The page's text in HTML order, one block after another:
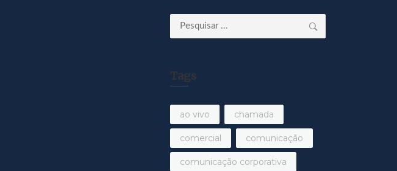
Pesquisar
por:
Tags
ao vivo chamada
comercial comunicação
comunicação corporativa